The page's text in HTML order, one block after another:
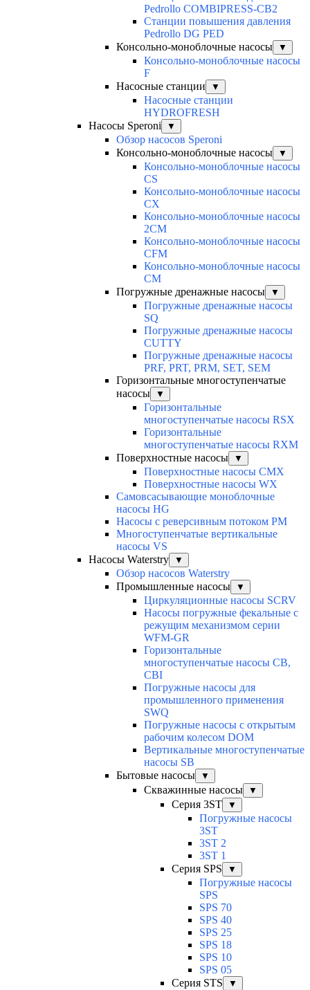
Pedrollo COMBIPRESS-CB2
Станции повышения давления
Pedrollo DG PED
Консольно-моноблочные насосы
▼
Консольно-моноблочные насосы
F
Насосные станции
▼
Насосные станции
HYDROFRESH
Насосы Speroni
▼
Обзор насосов Speroni
Консольно-моноблочные насосы
▼
Консольно-моноблочные насосы
CS
Консольно-моноблочные насосы
CX
Консольно-моноблочные насосы
2CM
Консольно-моноблочные насосы
CFM
Консольно-моноблочные насосы
CM
Погружные дренажные насосы
▼
Погружные дренажные насосы
SQ
Погружные дренажные насосы
CUTTY
Погружные дренажные насосы
PRF, PRT, PRM, SET, SEM
Горизонтальные многоступенчатые
насосы
▼
Горизонтальные
многоступенчатые насосы RSX
Горизонтальные
многоступенчатые насосы RXM
Поверхностные насосы
▼
Поверхностные насосы CMX
Поверхностные насосы WX
Самовсасывающие моноблочные
насосы HG
Насосы с реверсивным потоком PM
Многоступенчатые вертикальные
насосы VS
Насосы Waterstry
▼
Обзор насосов Waterstry
Промышленные насосы
▼
Циркуляционные насосы SCRV
Насосы погружные фекальные с
режущим механизмом серии
WFM-GR
Горизонтальные
многоступенчатые насосы CB,
CBI
Погружные насосы для
промышленного применения
SWQ
Погружные насосы с открытым
рабочим колесом DOM
Вертикальные многоступенчатые
насосы SB
Бытовые насосы
▼
Скважинные насосы ▼
Серия 3ST ▼
Погружные насосы
3ST
3ST 2
3ST 1
Серия SPS
▼
Погружные насосы
SPS
SPS 70
SPS 40
SPS 25
SPS 18
SPS 10
SPS 05
Серия STS
▼